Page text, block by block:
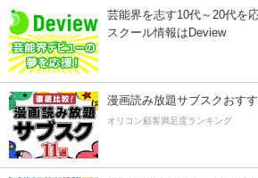
芸能界を志す10代～20代を
スクール情報はDeview
漫画読み放題サブスクおす
オリコン顧客満足度ランキング